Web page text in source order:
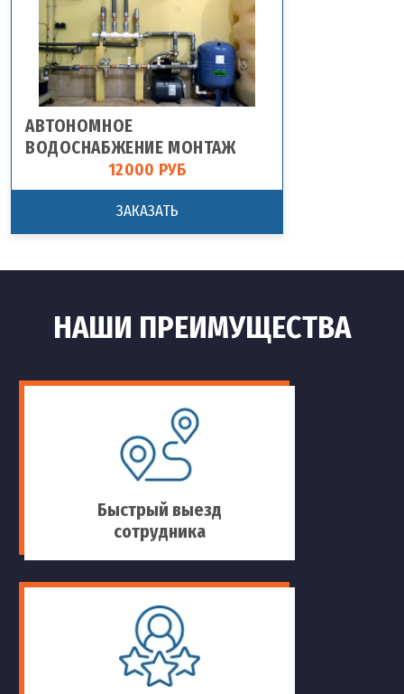
АВТОНОМНОЕ
ВОДОСНАБЖЕНИЕ МОНТАЖ
12000 РУБ
ЗАКАЗАТЬ
НАШИ ПРЕИМУЩЕСТВА
Быстрый выезд
сотрудника